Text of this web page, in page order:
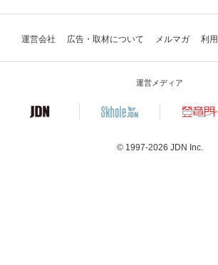
運営会社 広告・取材について メルマガ 利
運営メディア
© 1997-2026 JDN Inc.